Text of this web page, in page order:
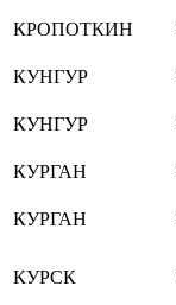
КРОПОТКИН
КУНГУР
КУНГУР
КУРГАН
КУРГАН
КУРСК